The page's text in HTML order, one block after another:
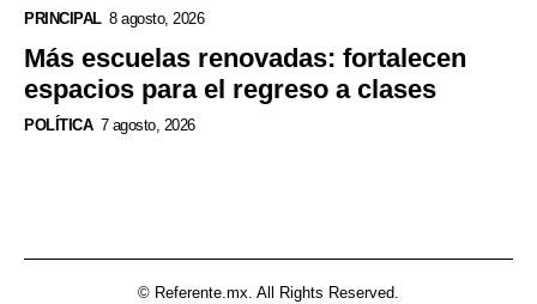
PRINCIPAL 8 agosto, 2026
Más escuelas renovadas: fortalecen
espacios para el regreso a clases
POLÍTICA 7 agosto, 2026
© Referente.mx. All Rights Reserved.